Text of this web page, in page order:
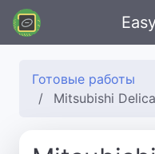
Готовые работы
Mitsubishi